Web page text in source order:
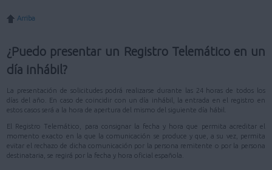
Arriba
¿Puedo presentar un Registro Telemático en un
día inhábil?
La presentación de solicitudes podrá realizarse durante las 24 horas de todos los
días del año. En caso de coincidir con un día inhábil, la entrada en el registro en
estos casos será a la hora de apertura del mismo del siguiente día hábil.
El Registro Telemático, para consignar la fecha y hora que permita acreditar el
momento exacto en la que la comunicación se produce y que, a su vez, permita
evitar el rechazo de dicha comunicación por la persona remitente o por la persona
destinataria, se regirá por la fecha y hora oficial española.